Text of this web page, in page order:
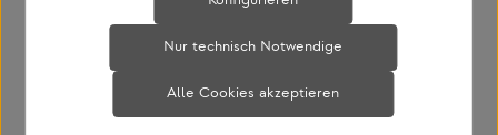
Nur technisch Notwendige
Alle Cookies akzeptieren